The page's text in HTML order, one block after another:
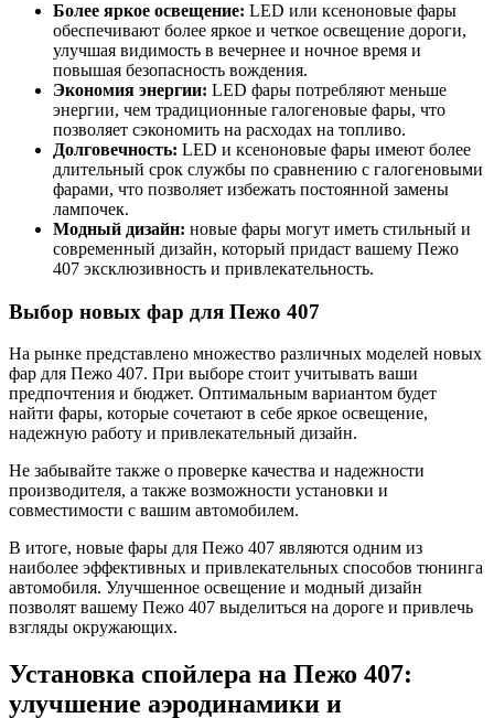
Более яркое освещение: LED или ксеноновые фары
обеспечивают более яркое и четкое освещение дороги,
улучшая видимость в вечернее и ночное время и
повышая безопасность вождения.
Экономия энергии: LED фары потребляют меньше
энергии, чем традиционные галогеновые фары, что
позволяет сэкономить на расходах на топливо.
Долговечность: LED и ксеноновые фары имеют более
длительный срок службы по сравнению с галогеновыми
фарами, что позволяет избежать постоянной замены
лампочек.
Модный дизайн: новые фары могут иметь стильный и
современный дизайн, который придаст вашему Пежо
407 эксклюзивность и привлекательность.
Выбор новых фар для Пежо 407
На рынке представлено множество различных моделей новых
фар для Пежо 407. При выборе стоит учитывать ваши
предпочтения и бюджет. Оптимальным вариантом будет
найти фары, которые сочетают в себе яркое освещение,
надежную работу и привлекательный дизайн.
Не забывайте также о проверке качества и надежности
производителя, а также возможности установки и
совместимости с вашим автомобилем.
В итоге, новые фары для Пежо 407 являются одним из
наиболее эффективных и привлекательных способов тюнинга
автомобиля. Улучшенное освещение и модный дизайн
позволят вашему Пежо 407 выделиться на дороге и привлечь
взгляды окружающих.
Установка спойлера на Пежо 407:
улучшение аэродинамики и